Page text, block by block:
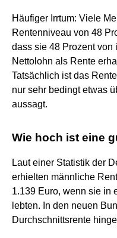
Häufiger Irrtum: Viele
Rentenniveau von 48
dass sie 48 Prozent von
Nettolohn als Rente
Tatsächlich ist das
nur sehr bedingt etwas
aussagt.
Wie hoch ist eine
Laut einer Statistik der
erhielten männliche
1.139 Euro, wenn sie in
lebten. In den neuen
Durchschnittsrente